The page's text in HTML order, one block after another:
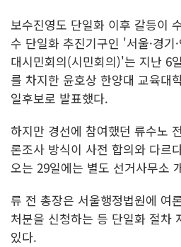
보수진영도 단일화 이후 갈등이
수 단일화 추진기구인 '서울·경기
대시민회의(시민회의)'는 지난 6
를 차지한 윤호상 한양대 교육대
일후보로 발표했다.
하지만 경선에 참여했던 류수노
론조사 방식이 사전 합의와 다르
오는 29일에는 별도 선거사무소
류 전 총장은 서울행정법원에 여
처분을 신청하는 등 단일화 절차
있다.